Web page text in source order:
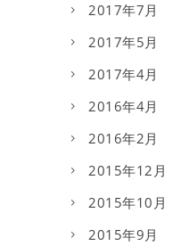
2017年7月
2017年5月
2017年4月
2016年4月
2016年2月
2015年12月
2015年10月
2015年9月